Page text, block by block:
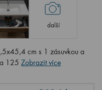
další
cm s 1 zásuvkou a
125 Zobrazit více